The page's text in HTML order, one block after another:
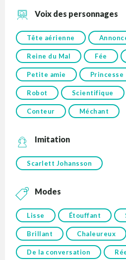
Voix des personnages
Tête aérienne
Reine du Mal Fée
Petite amie Princesse
Robot Scientifique
Conteur Méchant
Imitation
Scarlett Johansson
Modes
Lisse Étouffant
Brillant Chaleureux
De la conversation